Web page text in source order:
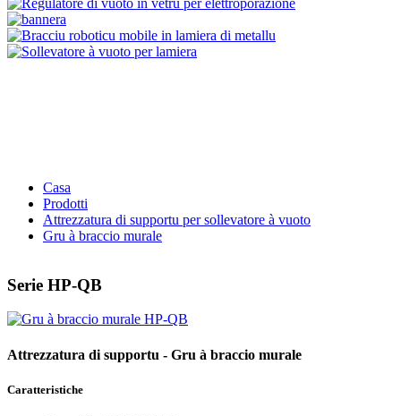
Casa
Prodotti
Attrezzatura di supportu per sollevatore à vuoto
Gru à braccio murale
Serie HP-QB
Attrezzatura di supportu - Gru à braccio murale
Caratteristiche